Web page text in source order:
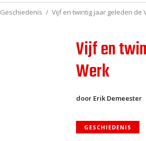
Geschiedenis Vijf en twintig jaar geleden de
Vijf en
Werk
door Erik Demeester
GESCHIEDENIS